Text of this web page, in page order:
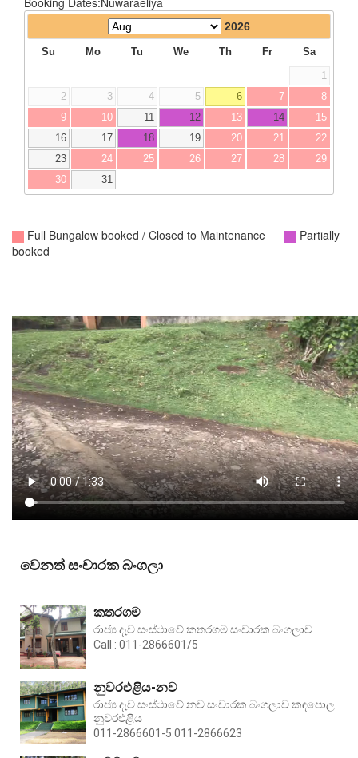
වෙනත් සංචාරක බංගලා
කතරගම
රාජ්‍ය දැව සංස්ථාවේ කතරගම සංචාරක බංගලාව
Call : 011-2866601/5
නුවරඑළිය-නව
රාජ්‍ය දැව සංස්ථාවේ නව සංචාරක බංගලාව කඳපොල
නුවරඑළිය
011-2866601-5 011-2866623